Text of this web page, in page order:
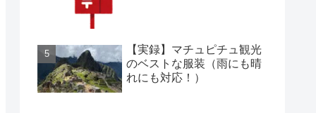
【実録】マチュピチュ観光
のベストな服装（雨にも晴
れにも対応！）